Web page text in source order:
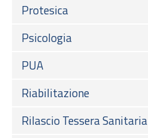
Protesica
Psicologia
PUA
Riabilitazione
Rilascio Tessera Sanitaria